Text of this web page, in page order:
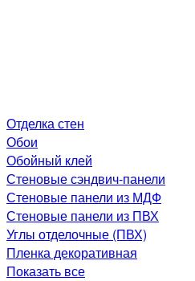
Отделка стен
Обои
Обойный клей
Стеновые сэндвич-панели
Стеновые панели из МДФ
Стеновые панели из ПВХ
Углы отделочные (ПВХ)
Пленка декоративная
Показать все